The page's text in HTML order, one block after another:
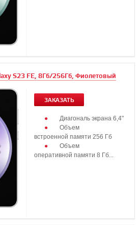
S23 FE, 8Гб/256Гб, Фиолетовый
ЗАКАЗАТЬ
Диагональ экрана 6,4"
Объем
встроенной памяти 256 Гб
Объем
оперативной памяти 8 Гб...